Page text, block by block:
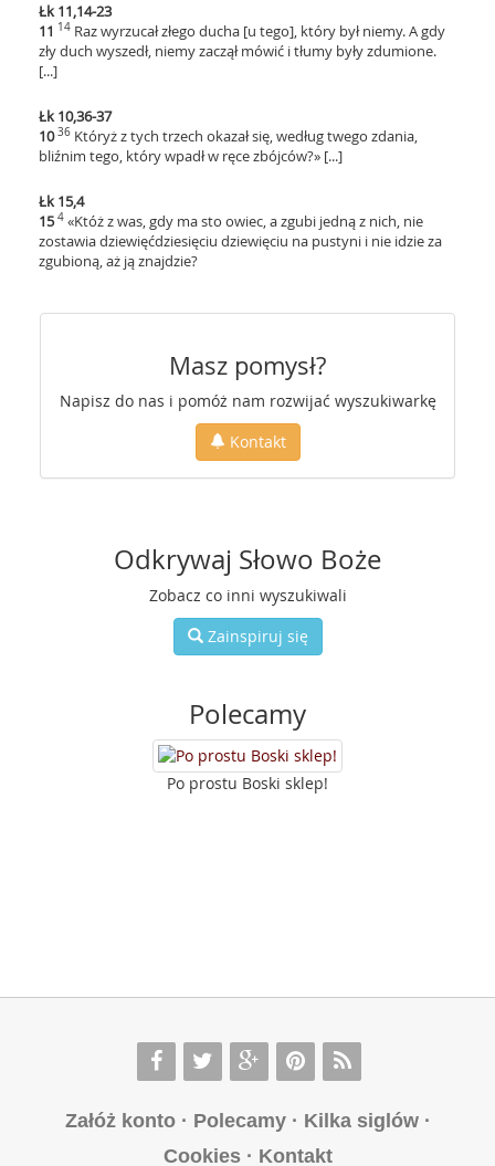
Łk 11,14-23
11 14 Raz wyrzucał złego ducha [u tego], który był niemy. A gdy
zły duch wyszedł, niemy zaczął mówić i tłumy były zdumione.
[...]
Łk 10,36-37
1036 Któryż z tych trzech okazał się, według twego zdania,
bliźnim tego, który wpadł w ręce zbójców?» [...]
Łk 15,4
15 4 «Któż z was, gdy ma sto owiec, a zgubi jedną z nich, nie
zostawia dziewięćdziesięciu dziewięciu na pustyni i nie idzie za
zgubioną, aż ją znajdzie?
Masz pomysł?
Napisz do nas i pomóż nam rozwijać wyszukiwarkę
Kontakt
Odkrywaj Słowo Boże
Zobacz co inni wyszukiwali
Zainspiruj się
Polecamy
Po prostu Boski sklep!
Załóż konto· Polecamy· Kilka siglów·
Cookies· Kontakt